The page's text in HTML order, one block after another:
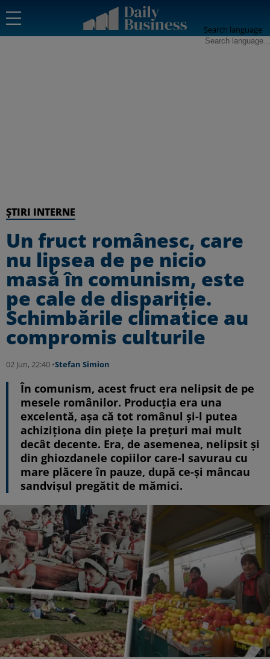
Search language
ȘTIRI INTERNE
Un fruct românesc, care
nu lipsea de pe nicio
masă în comunism, este
pe cale de dispariție.
Schimbările climatice au
compromis culturile
02 Jun, 22:40 •Stefan Simion
În comunism, acest fruct era nelipsit de pe
mesele românilor. Producția era una
excelentă, așa că tot românul și-l putea
achiziționa din piețe la prețuri mai mult
decât decente. Era, de asemenea, nelipsit și
din ghiozdanele copiilor care-l savurau cu
mare plăcere în pauze, după ce-și mâncau
sandvișul pregătit de mămici.